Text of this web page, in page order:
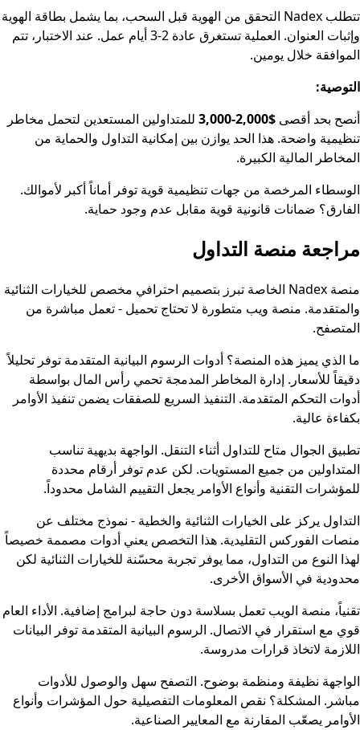
تتطلب Nadex التحقق من الهوية قبل السحب، بما يشمل بطاقة الهوية
وإثبات العنوان. العملية تستغرق عادة 2-3 أيام عمل. عند الاختبار، تتم
الموافقة خلال يومين.
التوصية:
أنصح بحد أقصى $2,000-3,000
للمتداولين المستعدين لتحمل مخاطر
تنظيمية واضحة. هذا الحد يوازن بين إمكانية التداول والحماية من
المخاطر المالية الكبيرة.
الوسطاء المرخصة من جهات تنظيمية قوية توفر أماناً أكبر لأموالك.
الفارق؟ ضمانات قانونية قوية مقابل عدم وجود حماية.
مراجعة منصة التداول
منصة Nadex الخاصة تبرز بتصميم احترافي مخصص للخيارات الثنائية
والمتقدمة. منصة ويب متطورة لا تحتاج تحميل - تعمل مباشرة من
المتصفح.
ما الذي يميز هذه المنصة؟ أدوات الرسوم البيانية المتقدمة توفر تحليلاً
دقيقاً للأسعار. إدارة المخاطر المدمجة تحمي رأس المال بواسطة
أدوات التحكم المتقدمة. التنفيذ السريع للصفقات يضمن تنفيذ الأوامر
بكفاءة عالية.
تطبيق الجوال متاح للتداول أثناء التنقل. الواجهة بديهية تناسب
المتداولين من جميع المستويات. لكن عدم توفر أرقام محددة
للمؤشرات التقنية وأنواع الأوامر يجعل التقييم الشامل محدوداً.
التداول يركز على الخيارات الثنائية والخطية - نموذج مختلف عن
منصات الفوركس التقليدية. هذا التخصص يعني أدوات مصممة خصيصاً
لهذا النوع من التداول، مما يوفر تجربة محسّنة للخيارات الثنائية لكن
محدودية في الأسواق الأخرى.
تقنياً، منصة الويب تعمل بسلاسة دون حاجة لبرامج إضافية. الأداء العام
قوي مع استقرار في الاتصال. الرسوم البيانية المتقدمة توفر البيانات
اللازمة لاتخاذ قرارات مدروسة.
الواجهة نظيفة ومنظمة بوضوح. التصفح سهل والوصول للأدوات
مباشر. المشكلة؟ نقص المعلومات التفصيلية حول المؤشرات وأنواع
الأوامر يصعّب المقارنة مع المعايير الصناعية.